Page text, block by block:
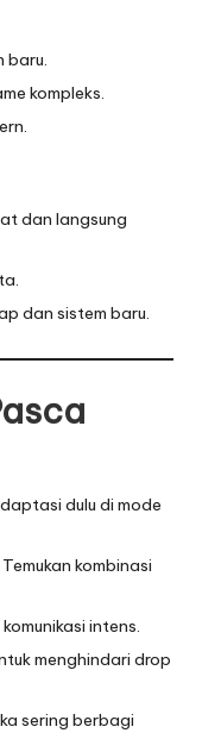
baru.
kompleks.
dan langsung
dan sistem baru.
dulu di mode
kombinasi
intens.
menghindari drop
sering berbagi